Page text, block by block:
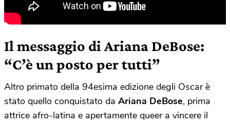
Il messaggio di Ariana DeBose:
“C’è un posto per tutti”
Altro primato della 94esima edizione degli Oscar è
stato quello conquistato da Ariana DeBose, prima
attrice afro-latina e apertamente queer a vincere il